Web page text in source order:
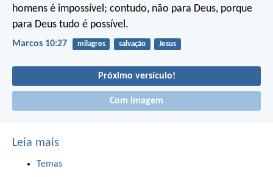
homens é impossível; contudo, não para Deus, porque
para Deus tudo é possível.
Marcos 10:27 milagres salvação Jesus
Próximo versículo!
Com imagem
Leia mais
Temas